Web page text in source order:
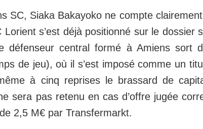
SC, Siaka Bakayoko ne compte
s’est déjà positionné sur le dossier
défenseur central formé à Amiens sort
de jeu), où il s’est imposé comme un
à cinq reprises le brassard de
sera pas retenu en cas d’offre jugée
2,5 M€ par Transfermarkt.